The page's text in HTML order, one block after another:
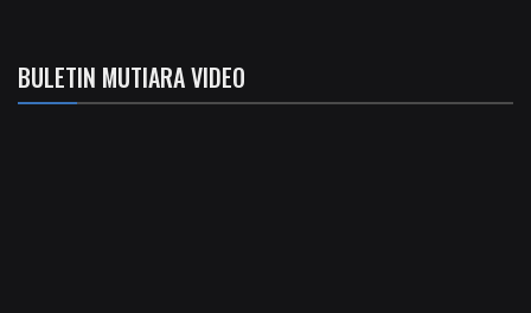
BULETIN MUTIARA VIDEO